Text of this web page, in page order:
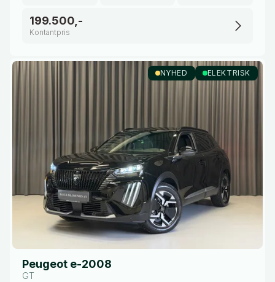
199.500,-
Kontantpris
NYHED ELEKTRISK
Peugeot e-2008
GT